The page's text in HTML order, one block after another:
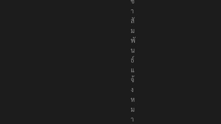
า
สั
ม
พั
น
ธ์
แ
จ้
ง
ห
ม
า